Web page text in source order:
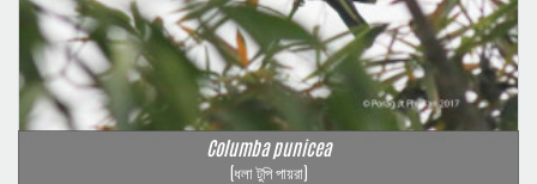
Columba punicea
(ধলা টুপি পায়রা)